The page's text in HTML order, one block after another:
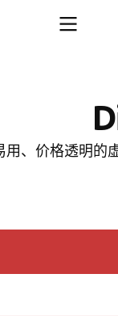
用、价格透明的